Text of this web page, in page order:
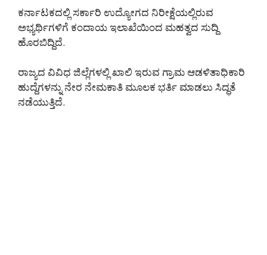
ಕರ್ನಾಟಕದಲ್ಲಿ ಸರ್ಕಾರಿ ಉದ್ಯೋಗದ ನಿರೀಕ್ಷೆಯಲ್ಲಿರುವ
ಅಭ್ಯರ್ಥಿಗಳಿಗೆ ಕಂದಾಯ ಇಲಾಖೆಯಿಂದ ಮಹತ್ವದ ಸುದ್ದಿ
ಹೊರಬಿದ್ದಿದೆ.
ರಾಜ್ಯದ ವಿವಿಧ ಜಿಲ್ಲೆಗಳಲ್ಲಿ ಖಾಲಿ ಇರುವ ಗ್ರಾಮ ಆಡಳಿತಾಧಿಕಾರಿ
ಹುದ್ದೆಗಳನ್ನು ನೇರ ನೇಮಕಾತಿ ಮೂಲಕ ಭರ್ತಿ ಮಾಡಲು ಸಿದ್ಧತೆ
ನಡೆಯುತ್ತಿದೆ.